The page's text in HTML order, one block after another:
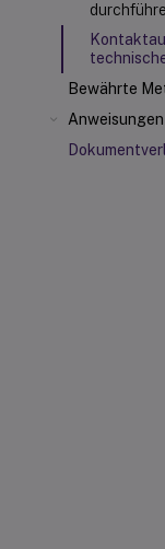
Bewährte
Anweisungen